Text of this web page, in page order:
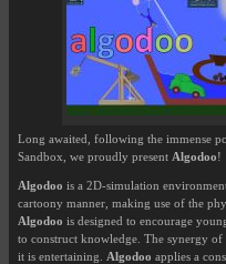
Long awaited, following the immense
Sandbox, we proudly present Algodoo!
Algodoo is a 2D-simulation
cartoony manner, making use of the
Algodoo is designed to encourage
to construct knowledge. The synergy of
it is entertaining. Algodoo applies a